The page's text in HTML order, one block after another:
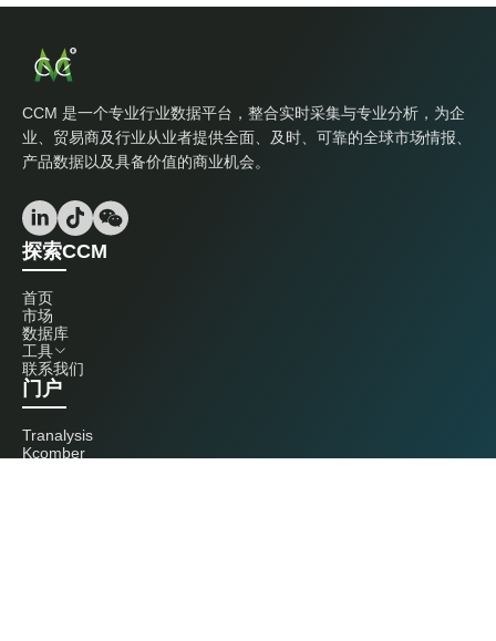
CCM 是一个专业行业数据平台，整合实时采集与专业分析，为企
业、贸易商及行业从业者提供全面、及时、可靠的全球市场情报、
产品数据以及具备价值的商业机会。
探索CCM
首页
市场
数据库
工具
联系我们
门户
Tranalysis
Kcomber